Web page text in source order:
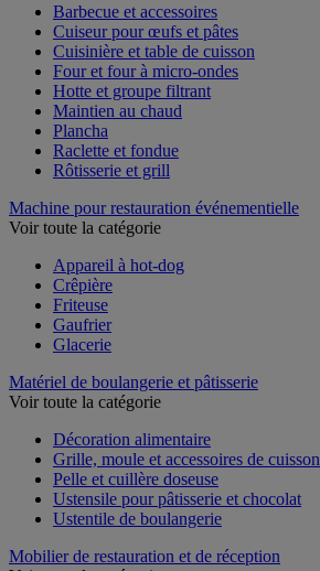
Barbecue et accessoires
Cuiseur pour œufs et pâtes
Cuisinière et table de cuisson
Four et four à micro-ondes
Hotte et groupe filtrant
Maintien au chaud
Plancha
Raclette et fondue
Rôtisserie et grill
Machine pour restauration événementielle
Voir toute la catégorie
Appareil à hot-dog
Crêpière
Friteuse
Gaufrier
Glacerie
Matériel de boulangerie et pâtisserie
Voir toute la catégorie
Décoration alimentaire
Grille, moule et accessoires de cuisson
Pelle et cuillère doseuse
Ustensile pour pâtisserie et chocolat
Ustentile de boulangerie
Mobilier de restauration et de réception